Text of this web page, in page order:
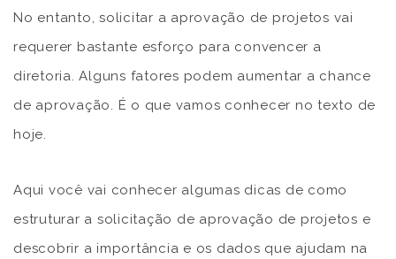
No entanto, solicitar a aprovação de projetos vai
requerer bastante esforço para convencer a
diretoria. Alguns fatores podem aumentar a chance
de aprovação. É o que vamos conhecer no texto de
hoje.
Aqui você vai conhecer algumas dicas de como
estruturar a solicitação de aprovação de projetos e
descobrir a importância e os dados que ajudam na